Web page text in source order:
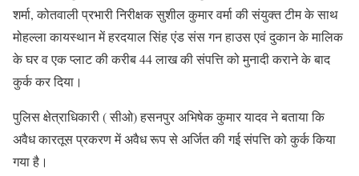
शर्मा, कोतवाली प्रभारी निरीक्षक सुशील कुमार वर्मा की संयुक्त टीम के साथ
मोहल्ला कायस्थान में हरदयाल सिंह एंड संस गन हाउस एवं दुकान के मालिक
के घर व एक प्लाट की करीब 44 लाख की संपत्ति को मुनादी कराने के बाद
कुर्क कर दिया।
पुलिस क्षेत्राधिकारी ( सीओ) हसनपुर अभिषेक कुमार यादव ने बताया कि
अवैध कारतूस प्रकरण में अवैध रूप से अर्जित की गई संपत्ति को कुर्क किया
गया है।